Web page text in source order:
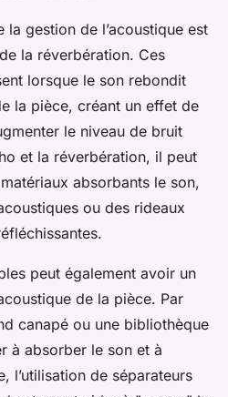
la gestion de l’acoustique est
la réverbération. Ces
lorsque le son rebondit
la pièce, créant un effet de
le niveau de bruit
et la réverbération, il peut
absorbants le son,
ou des rideaux
peut également avoir un
de la pièce. Par
canapé ou une bibliothèque
à absorber le son et à
l’utilisation de séparateurs